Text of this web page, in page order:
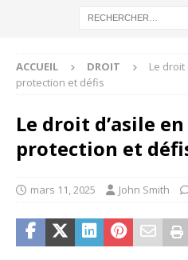
ACCUEIL DROIT
Le droit
protection et défis
Le droit d’asile
protection et
mars 11, 2025 John Smith